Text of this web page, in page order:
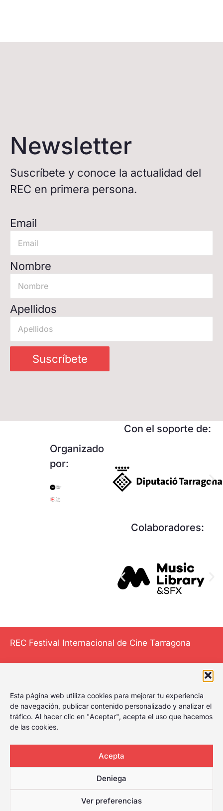
Esta página web utiliza cookies para mejorar tu experiencia
de navegación, publicar contenido personalizado y analizar el
tráfico. Al hacer clic en "Aceptar", acepta el uso que hacemos
de las cookies.
Acepta
Deniega
Ver preferencias
Newsletter
Suscríbete y conoce la actualidad del
REC en primera persona.
Email
Nombre
Apellidos
Suscríbete
Organizado
por:
Con el soporte de:
Colaboradores:
REC Festival Internacional de Cine Tarragona
El Festival
Internacional de
Cine de Tarragona
celebrando el
primer festival de
cine de Tarragona
con amplia
cualquier tipo de